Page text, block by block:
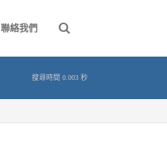
聯絡我們
搜尋時間 0.003 秒